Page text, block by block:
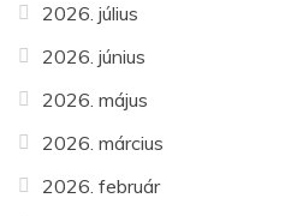
2026. július
2026. június
2026. május
2026. március
2026. február